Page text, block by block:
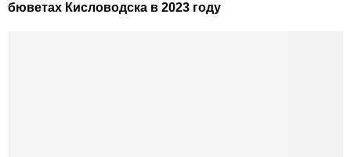
бюветах Кисловодска в 2023 году